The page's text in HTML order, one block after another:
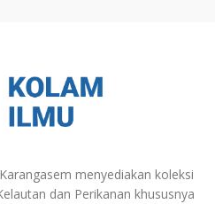
menyediakan koleksi
dan Perikanan khususnya